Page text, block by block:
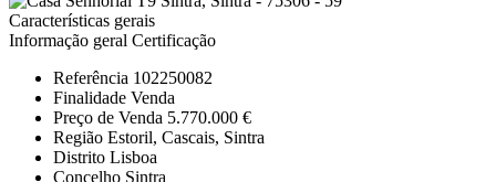
Características gerais
Informação geral Certificação
Referência 102250082
Finalidade Venda
Preço de Venda 5.770.000 €
Região Estoril, Cascais, Sintra
Distrito Lisboa
Concelho Sintra